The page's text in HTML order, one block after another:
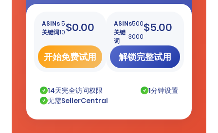
ASINs5
关键词10$0.00
开始免费试用
ASINs500
关键
词
3000
$5.00
解锁完整试用
14天完全访问权限
1分钟设置
无需SellerCentral